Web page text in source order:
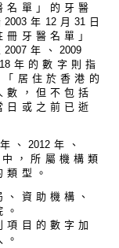
名單」的牙醫
2003年 1 2月31日
牙醫名單」
2007年、 2009
8年的數字則指
居住於香港的
數，但不包括
日或之前已逝
、 201 2年、
，所屬機構類
類型。
資助機構、
。
項目的數字加
。